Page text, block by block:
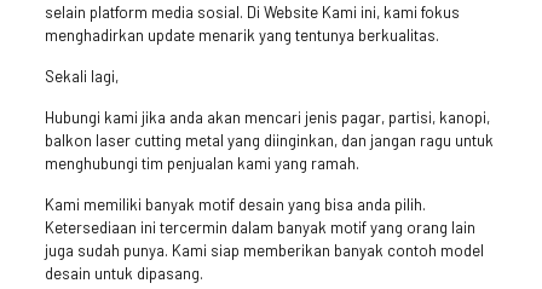
selain platform media sosial. Di Website Kami ini, kami fokus
menghadirkan update menarik yang tentunya berkualitas.
Sekali lagi,
Hubungi kami jika anda akan mencari jenis pagar, partisi, kanopi,
balkon laser cutting metal yang diinginkan, dan jangan ragu untuk
menghubungi tim penjualan kami yang ramah.
Kami memiliki banyak motif desain yang bisa anda pilih.
Ketersediaan ini tercermin dalam banyak motif yang orang lain
juga sudah punya. Kami siap memberikan banyak contoh model
desain untuk dipasang.